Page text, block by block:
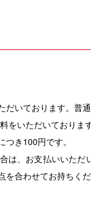
いております。普
をいただいておりま
き100円です。
は、お支払いいた
合わせてお持ちくだ